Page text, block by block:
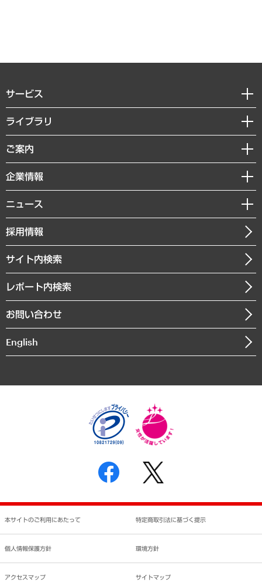
サービス
経営戦略
組織・人事戦略
デジタルイノベーション
共生・ダイバーシティ
GRC（ガバナンス・リスク・コンプライアンス）・防災（政策）
経済・産業・雇用・労働
まちづくり・観光・交通・スポーツ・スマートシティ
自然資源・農林水産業・食料システム
ライブラリ
経済調査
レポート
コラム
経営用語集
受託・受注実績（官公庁関連）
メディア掲載・出演
ご案内
セミナー・イベント情報
MUFGビジネスセミナー
受託案件情報
企業情報
私たちの想い
社長メッセージ
会社概要
沿革
組織図・本部部室紹介
インドネシア現地法人
個人情報保護方針
反社会的勢力に対する基本方針
書面による個人情報の開示等の請求の手続きについて
ニュース
ニュースリリース
お知らせ
採用情報
サイト内検索
レポート内検索
お問い合わせ
English
本サイトのご利用にあたって 特定商取引法に基づく提示
個人情報保護方針 環境方針
アクセスマップ サイトマップ